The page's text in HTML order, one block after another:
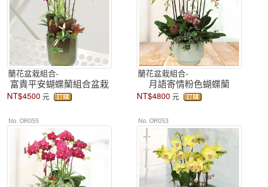
蘭花盆栽組合-
富貴平安蝴蝶蘭組合盆栽
NT$4500 元
蘭花盆栽組合-
月語寄情粉色蝴蝶蘭
NT$4800 元
No. OR055 No. OR053